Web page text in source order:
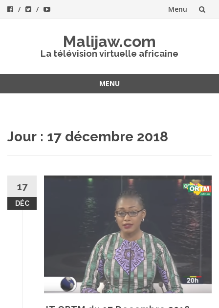
Menu
Malijaw.com
La télévision virtuelle africaine
MENU
Jour : 17 décembre 2018
17
DÉC